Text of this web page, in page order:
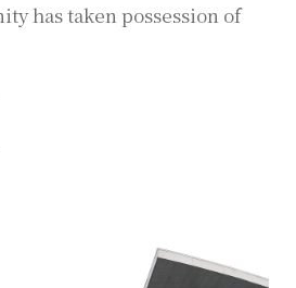
has taken possession of